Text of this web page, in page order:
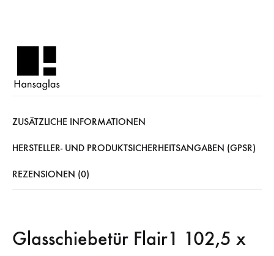
ZUSÄTZLICHE INFORMATIONEN
HERSTELLER- UND PRODUKTSICHERHEITSANGABEN (GPSR)
REZENSIONEN (0)
Glasschiebetür Flair1 102,5 x